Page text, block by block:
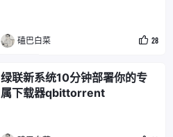
磕巴白菜 28
绿联新系统10分钟部署你的专
属下载器qbittorrent